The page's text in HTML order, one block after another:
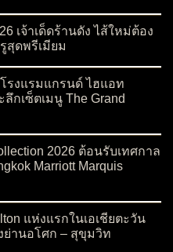
เจ้าเด็ดร้านดัง ไส้ใหม่ต้อง
สุดพรีเมียม
โรงแรมแกรนด์ ไฮแอท
ลึกเซ็ตเมนู The Grand
2026 ต้อนรับเทศกาล
Marriott Marquis
แห่งแรกในเอเชียตะวัน
ย่านอโศก – สุขุมวิท